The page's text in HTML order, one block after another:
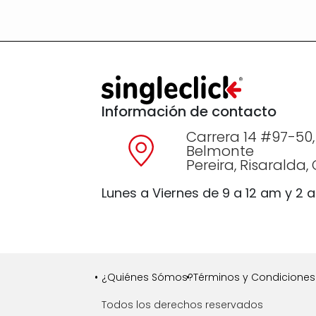
Información de contacto
Carrera 14 #97-
Belmonte
Pereira,
Lunes a Viernes de 9 a 12 am y 2
¿Quiénes Sómos?Términos y
Todos los derechos reservados